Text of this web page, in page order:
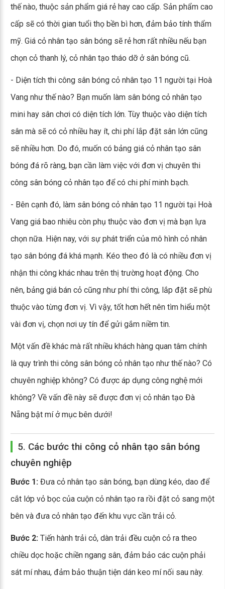
thế nào, thuộc sản phẩm giá rẻ hay cao cấp. Sản phẩm cao
cấp sẽ có thời gian tuổi thọ bền bì hơn, đảm bảo tính thẩm
mỹ. Giá cỏ nhân tạo sân bóng sẽ rẻ hơn rất nhiều nếu bạn
chọn cỏ thanh lý, cỏ nhân tạo tháo dỡ ở sân bóng cũ.
- Diện tích thi công sân bóng cỏ nhân tạo 11 người tại Hoà
Vang như thế nào? Bạn muốn làm sân bóng cỏ nhân tạo
mini hay sân chơi có diện tích lớn. Tùy thuộc vào diện tích
sân mà sẽ có cỏ nhiều hay ít, chi phí lắp đặt sân lớn cũng
sẽ nhiều hơn. Do đó, muốn có bảng giá cỏ nhân tạo sân
bóng đá rõ ràng, bạn cần làm việc với đơn vị chuyên thi
công sân bóng cỏ nhân tạo để có chi phí minh bạch.
- Bên cạnh đó, làm sân bóng cỏ nhân tạo 11 người tại Hoà
Vang giá bao nhiêu còn phụ thuộc vào đơn vị mà bạn lựa
chọn nữa. Hiện nay, với sự phát triển của mô hình cỏ nhân
tạo sân bóng đá khá mạnh. Kéo theo đó là có nhiều đơn vị
nhận thi công khác nhau trên thị trường hoạt động. Cho
nên, bảng giá bán cỏ cũng như phí thi công, lắp đặt sẽ phù
thuộc vào từng đơn vị. Vì vậy, tốt hơn hết nên tìm hiểu một
vài đơn vị, chọn nơi uy tín để gửi gắm niềm tin.
Một vấn đề khác mà rất nhiều khách hàng quan tâm chính
là quy trình thi công sân bóng cỏ nhân tạo như thế nào? Có
chuyên nghiệp không? Có được áp dụng công nghệ mới
không? Về vấn đề này sẽ được đơn vị cỏ nhân tạo Đà
Nẵng bật mí ở mục bên dưới!
5. Các bước thi công cỏ nhân tạo sân bóng
chuyên nghiệp
Bước 1: Đưa cỏ nhân tạo sân bóng, bạn dùng kéo, dao để
cắt lớp vỏ bọc của cuộn cỏ nhân tạo ra rồi đặt cỏ sang một
bên và đưa cỏ nhân tạo đến khu vực cần trải cỏ.
Bước 2: Tiến hành trải cỏ, dàn trải đều cuộn cỏ ra theo
chiều dọc hoặc chiền ngang sân, đảm bảo các cuộn phải
sát mí nhau, đảm bảo thuận tiện dán keo mí nối sau này.